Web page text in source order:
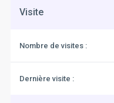
Visite
Nombre de visites :
Dernière visite :